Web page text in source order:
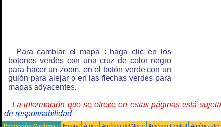
Para cambiar el mapa : haga clic en los
botones verdes con una cruz de color negro
para hacer un zoom, en el botón verde con un
guión para alejar o en las flechas verdes para
mapas adyacentes.
La información que se ofrece en estas páginas está
de responsabilidad
Predicción Marítima : Europa África América del Norte América Central
América del